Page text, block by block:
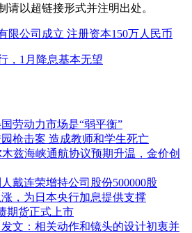
请以超链接形式并注明出处。
限公司成立 注册资本150万人民币
，1月降息基本无望
劳动力市场是“弱平衡”
枪击案 造成教师和学生死亡
兹海峡通航协议预期升温，金价创
戴连荣增持公司股份500000股
，为日本央行加息提供支撑
期货正式上市
发文：相关动作和镜头的设计初衷并